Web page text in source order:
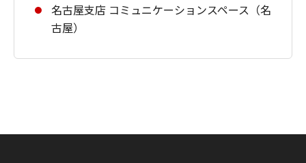
名古屋支店 コミュニケーションスペース（名
古屋）